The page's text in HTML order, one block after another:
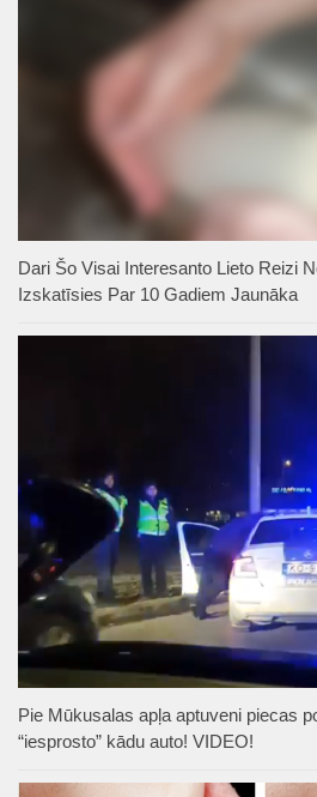
Dari Šo Visai Interesanto Lieto Reizi
Izskatīsies Par 10 Gadiem Jaunāka
Pie Mūkusalas apļa aptuveni piecas
“iesprosto” kādu auto! VIDEO!